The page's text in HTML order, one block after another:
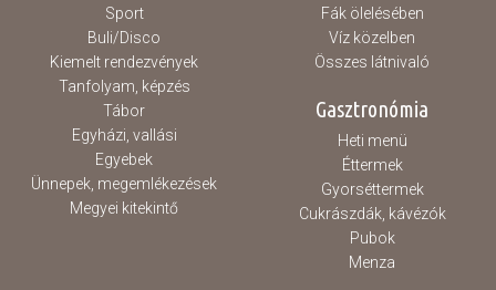
Sport
Buli/Disco
Kiemelt rendezvények
Tanfolyam, képzés
Tábor
Egyházi, vallási
Egyebek
Ünnepek, megemlékezések
Megyei kitekintő
Fák ölelésében
Víz közelben
Összes látnivaló
Gasztronómia
Heti menü
Éttermek
Gyorséttermek
Cukrászdák, kávézók
Pubok
Menza